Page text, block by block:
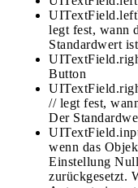
legt fest, wann
Standardwert
Button
// legt fest,
Der
wenn das
Einstellung
zurückgesetzt.